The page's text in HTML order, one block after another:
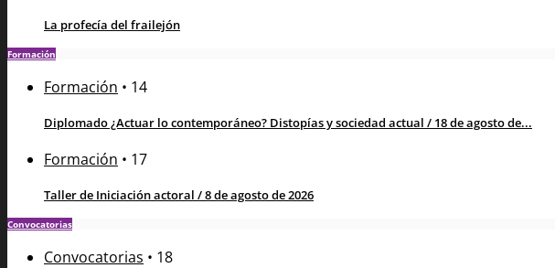
La profecía del frailejón
Formación
Formación • 14
Diplomado ¿Actuar lo contemporáneo? Distopías y sociedad actual / 18 de agosto de...
Formación • 17
Taller de Iniciación actoral / 8 de agosto de 2026
Convocatorias
Convocatorias • 18